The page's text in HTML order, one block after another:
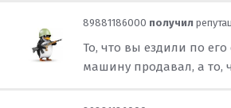
89881186000 получил
То, что вы ездили по
машину продавал, а то,